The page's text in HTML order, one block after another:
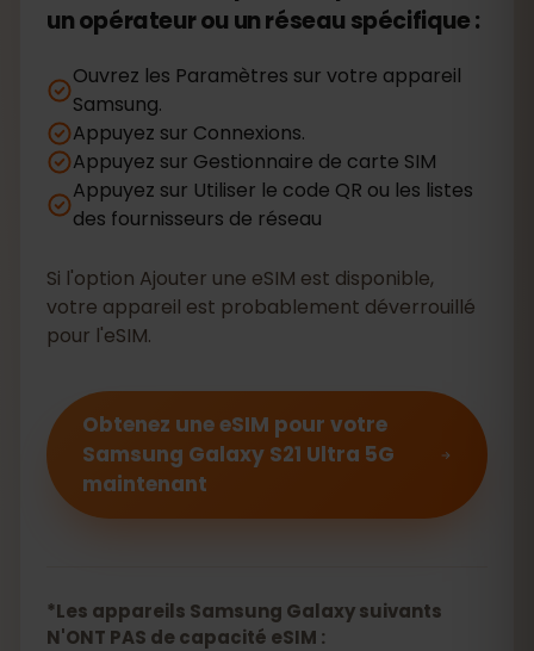
un opérateur ou un réseau spécifique :
Ouvrez les Paramètres sur votre appareil
Samsung.
Appuyez sur Connexions.
Appuyez sur Gestionnaire de carte SIM
Appuyez sur Utiliser le code QR ou les listes
des fournisseurs de réseau
Si l'option Ajouter une eSIM est disponible,
votre appareil est probablement déverrouillé
pour l'eSIM.
Obtenez une eSIM pour votre
Samsung Galaxy S21 Ultra 5G
maintenant
*Les appareils Samsung Galaxy suivants
N'ONT PAS de capacité eSIM :